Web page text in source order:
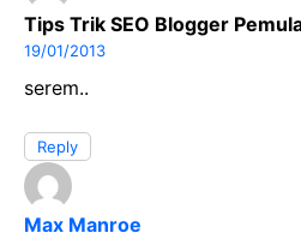
Tips Trik SEO Blogger
19/01/2013
serem..
Reply
Max Manroe